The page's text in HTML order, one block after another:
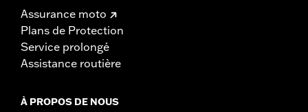
Assurance moto
Plans de Protection
Service prolongé
Assistance routière
À PROPOS DE NOUS